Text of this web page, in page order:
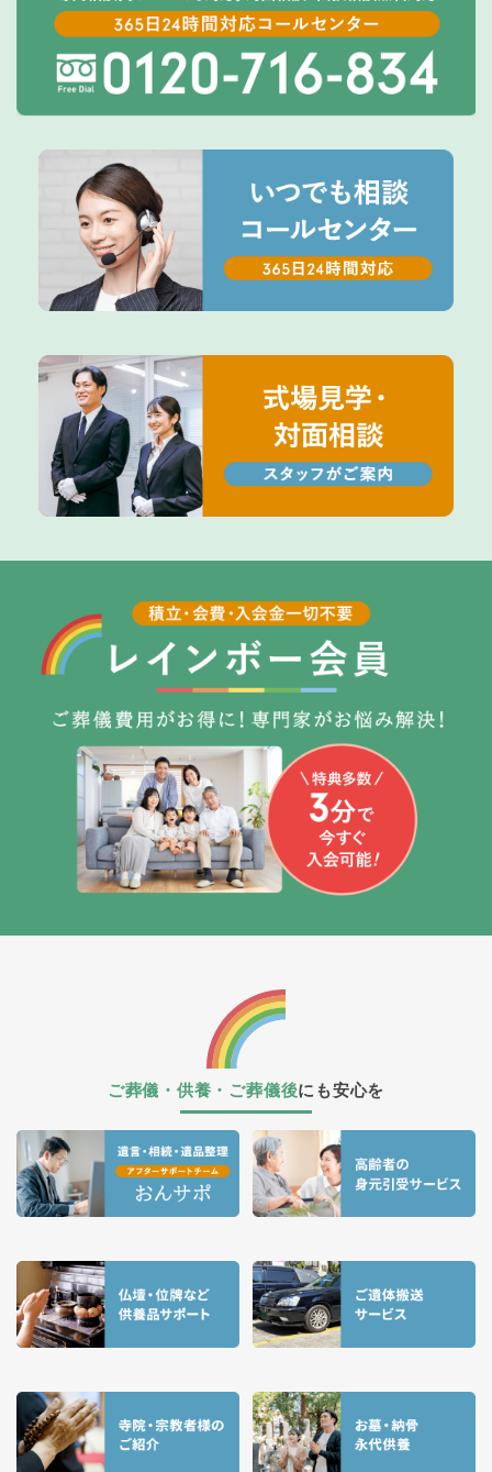
ご葬儀・供養・ご葬儀後にも安心を